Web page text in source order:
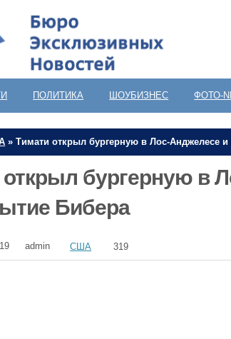
ПОЛИТИКА ШОУБИЗНЕС ФОТО-
»Тимати открыл бургерную в Лос-Анджелесе
бургерную в
Бибера
admin США 319